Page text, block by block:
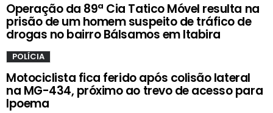
Operação da 89ª Cia Tatico Móvel resulta na
prisão de um homem suspeito de tráfico de
drogas no bairro Bálsamos em Itabira
POLÍCIA
Motociclista fica ferido após colisão lateral
na MG-434, próximo ao trevo de acesso para
Ipoema